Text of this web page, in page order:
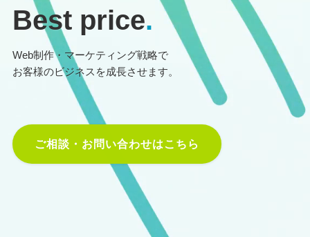
Best price.
Web制作・マーケティング戦略で
お客様のビジネスを成長させます。
ご相談・お問い合わせはこちら